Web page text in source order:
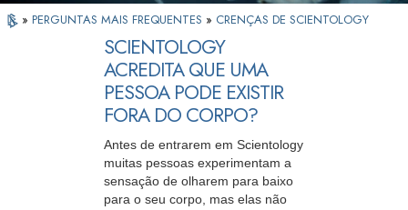
» PERGUNTAS MAIS FREQUENTES » CRENÇAS DE SCIENTOLOGY
SCIENTOLOGY
ACREDITA QUE UMA
PESSOA PODE EXISTIR
FORA DO CORPO?
Antes de entrarem em Scientology
muitas pessoas experimentam a
sensação de olharem para baixo
para o seu corpo, mas elas não